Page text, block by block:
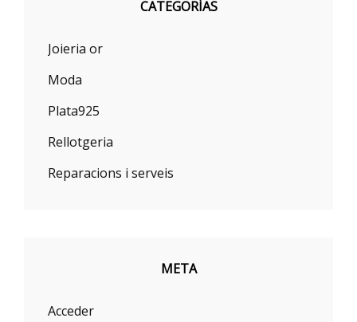
CATEGORÍAS
Joieria or
Moda
Plata925
Rellotgeria
Reparacions i serveis
META
Acceder